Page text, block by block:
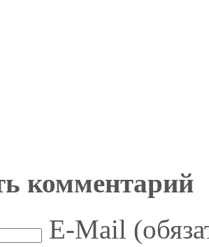
комментарий
E-Mail